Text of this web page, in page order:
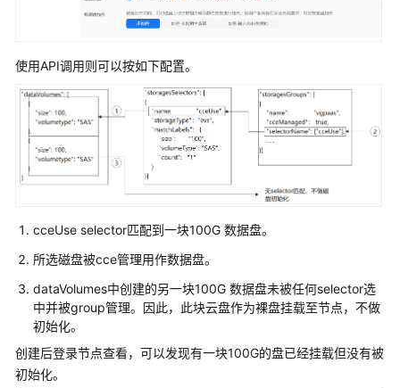
误
获
项
目
取
账
号
ID
使用API调用则可以按如下配置。
cceUse selector匹配到一块100G 数据盘。
所选磁盘被cce管理用作数据盘。
dataVolumes中创建的另一块100G 数据盘未被任何selector选
中并被group管理。因此，此块云盘作为裸盘挂载至节点，不做
初始化。
创建后登录节点查看，可以发现有一块100G的盘已经挂载但没有被
初始化。